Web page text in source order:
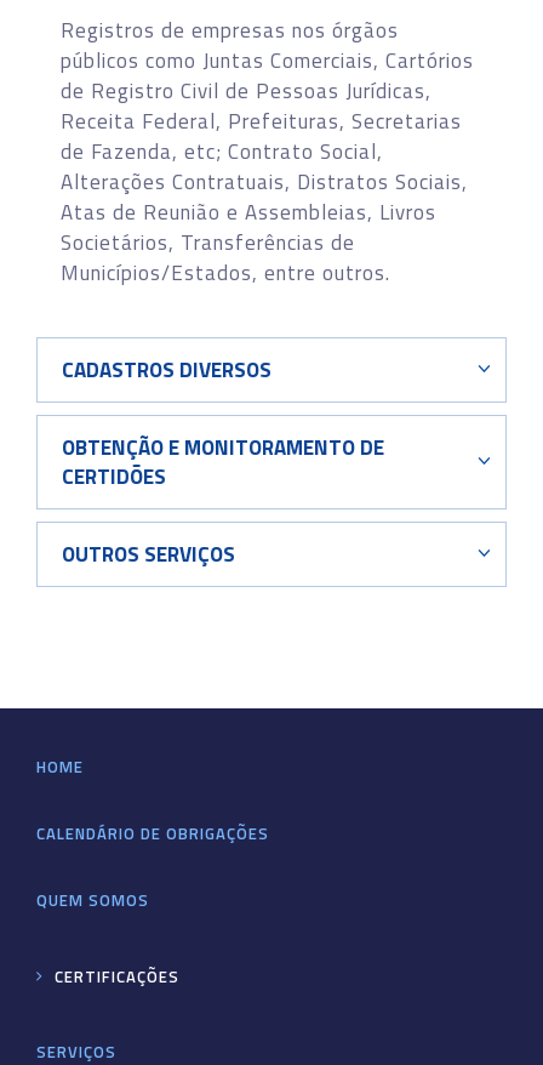
Registros de empresas nos órgãos
públicos como Juntas Comerciais, Cartórios
de Registro Civil de Pessoas Jurídicas,
Receita Federal, Prefeituras, Secretarias
de Fazenda, etc; Contrato Social,
Alterações Contratuais, Distratos Sociais,
Atas de Reunião e Assembleias, Livros
Societários, Transferências de
Municípios/Estados, entre outros.
CADASTROS DIVERSOS
OBTENÇÃO E MONITORAMENTO DE
CERTIDÕES
OUTROS SERVIÇOS
HOME
CALENDÁRIO DE OBRIGAÇÕES
QUEM SOMOS
CERTIFICAÇÕES
SERVIÇOS